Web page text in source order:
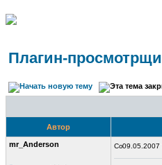
Плагин-
Автор
mr_Anderson 09.05.2007